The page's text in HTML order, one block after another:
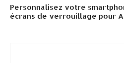
Personnalisez votre
écrans de verrouillage pour